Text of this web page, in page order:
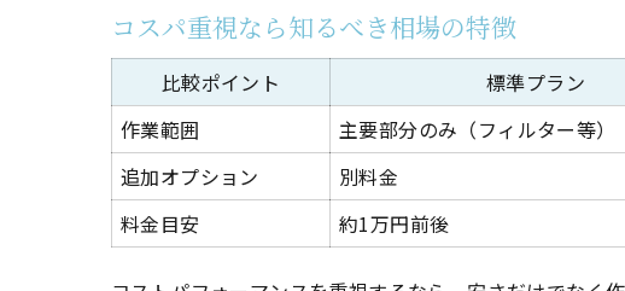
コスパ重視なら知るべき相場の特徴
比較ポイント 標準プラン
作業範囲
主要部分のみ（フィルター等）
追加オプション
別料金
料金目安
約1万円前後